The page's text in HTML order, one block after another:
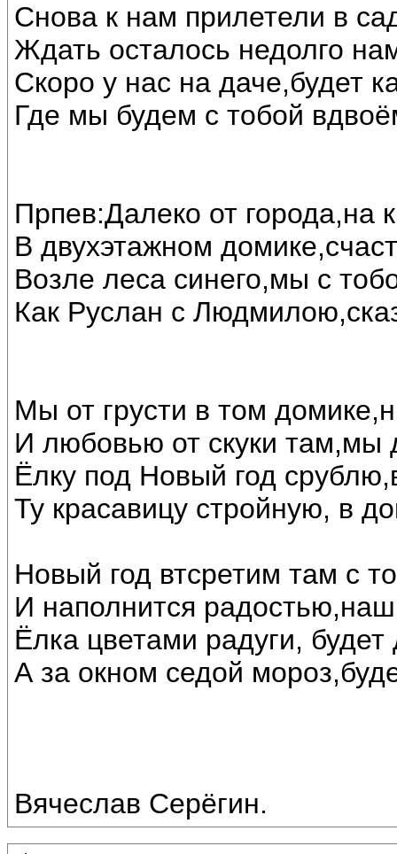
Снова к нам прилетели в
Ждать осталось недолго
Скоро у нас на даче,будет
Где мы будем с тобой
Прпев:Далеко от города,на
В двухэтажном
Возле леса синего,мы с
Как Руслан с
Мы от грусти в том
И любовью от скуки там,мы
Ёлку под Новый год
Ту красавицу стройную, в
Новый год втсретим там с
И наполнится
Ёлка цветами радуги,
А за окном седой
Вячеслав Серёгин.